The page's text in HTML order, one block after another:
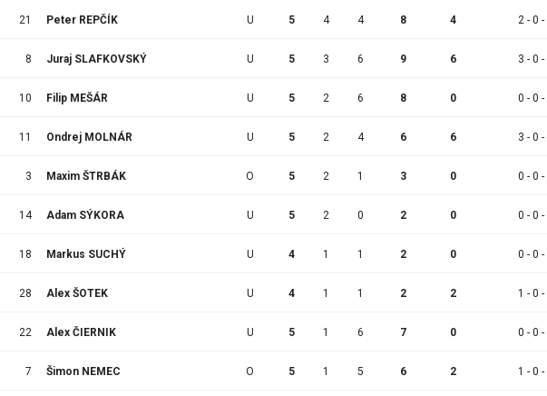
21 Peter REPČÍK U 5 4 4 8 4 2 - 0 -
8 Juraj SLAFKOVSKÝ U 5 3 6 9 6 3 - 0 -
10 Filip MEŠÁR U 5 2 6 8 0 0 - 0 -
11 Ondrej MOLNÁR U 5 2 4 6 6 3 - 0 -
3 Maxim ŠTRBÁK O 5 2 1 3 0 0 - 0 -
14 Adam SÝKORA U 5 2 0 2 0 0 - 0 -
18 Markus SUCHÝ U 4 1 1 2 0 0 - 0 -
28 Alex ŠOTEK U 4 1 1 2 2 1 - 0 -
22 Alex ČIERNIK U 5 1 6 7 0 0 - 0 -
7 Šimon NEMEC O 5 1 5 6 2 1 - 0 -